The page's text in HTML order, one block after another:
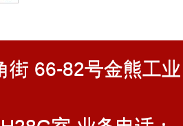
街 66-82号金熊工业